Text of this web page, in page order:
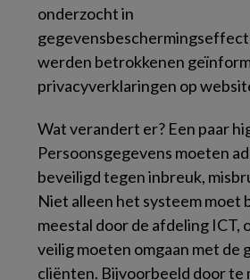
onderzocht in
werden betrokkenen
privacyverklaringen op
Wat verandert er? Een paar
Persoonsgegevens moeten
beveiligd tegen inbreuk,
Niet alleen het systeem moet
meestal door de afdeling ICT,
veilig moeten omgaan met de
cliënten. Bijvoorbeeld door te